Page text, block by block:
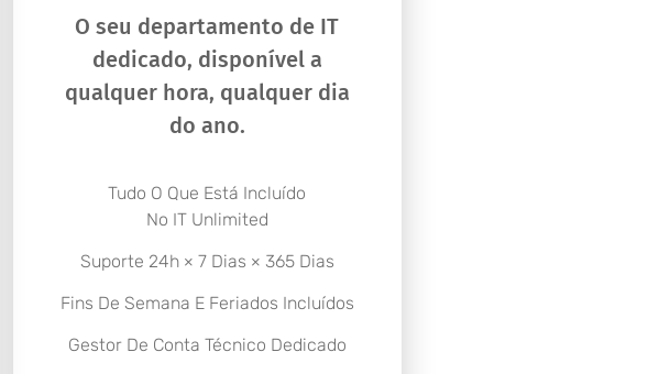
O seu departamento de IT
dedicado, disponível a
qualquer hora, qualquer dia
do ano.
Tudo O Que Está Incluído
No IT Unlimited
Suporte 24h × 7 Dias × 365 Dias
Fins De Semana E Feriados Incluídos
Gestor De Conta Técnico Dedicado